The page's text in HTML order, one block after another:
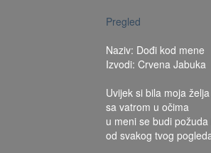
Pregled
Naziv: Dođi kod mene
Izvodi: Crvena Jabuka
Uvijek si bila moja želja
sa vatrom u očima
u meni se budi
od svakog tvog